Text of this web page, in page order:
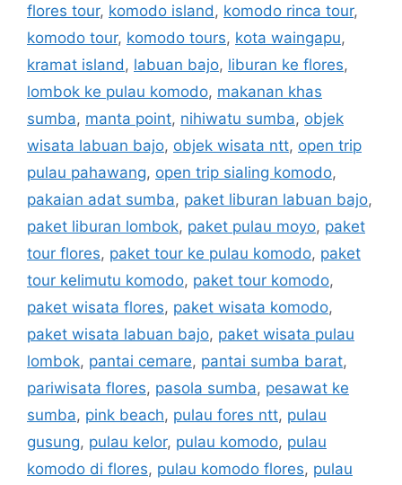
flores tour, komodo island , komodo rinca tour,
komodo tour, komodo tours, kota waingapu,
kramat island , labuan bajo, liburan ke flores,
lombok ke pulau komodo, makanan khas
sumba, manta point, nihiwatu sumba, objek
wisata labuan bajo, objek wisata ntt, open trip
pulau pahawang, open trip sialing komodo,
pakaian adat sumba, paket liburan labuan bajo,
paket liburan lombok, paket pulau moyo, paket
tour flores, paket tour ke pulau komodo, paket
tour kelimutu komodo, paket tour komodo,
paket wisata flores, paket wisata komodo,
paket wisata labuan bajo, paket wisata pulau
lombok, pantai cemare, pantai sumba barat,
pariwisata flores, pasola sumba, pesawat ke
sumba, pink beach, pulau fores ntt, pulau
gusung, pulau kelor, pulau komodo, pulau
komodo di flores, pulau komodo flores, pulau